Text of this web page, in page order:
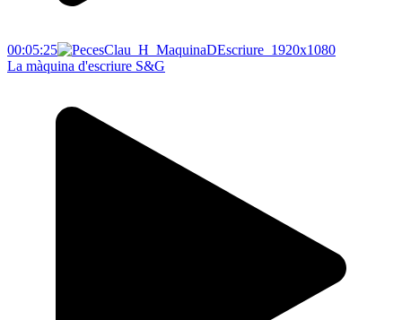
00:05:25
La màquina d'escriure S&G